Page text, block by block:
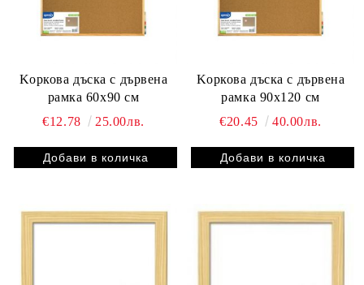
Kоркова дъска с дървена
рамка 60х90 см
€12.78
25.00лв.
Kоркова дъска с дървена
рамка 90х120 см
€20.45
40.00лв.